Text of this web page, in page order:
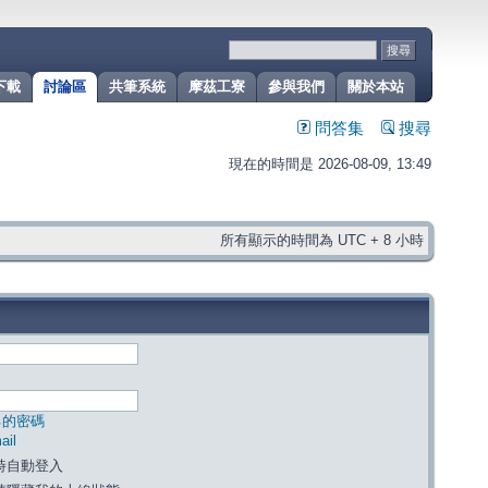
關於本站
參與我們
摩茲工寮
共筆系統
討論區
載
問答集 搜尋
現在的時間是 2026-08-09, 13:49
所有顯示的時間為 UTC + 8 小時
密碼
自動登入